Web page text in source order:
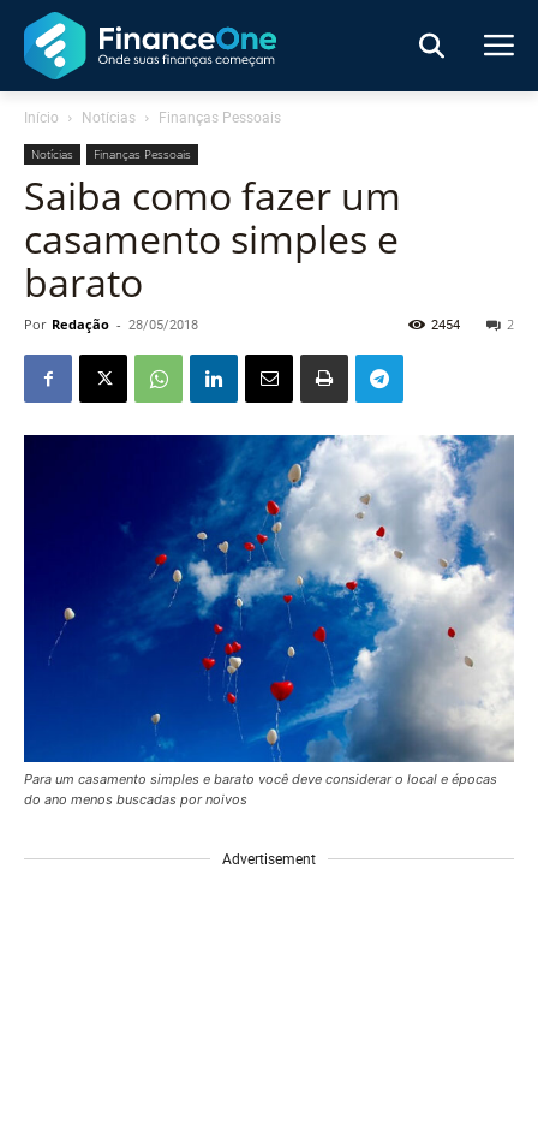
Início Notícias Finanças Pessoais
Notícias Finanças Pessoais
Saiba como fazer um
casamento simples e
barato
Por Redação - 28/05/2018 2
2454
Para um casamento simples e barato você deve considerar o local e épocas
do ano menos buscadas por noivos
Advertisement